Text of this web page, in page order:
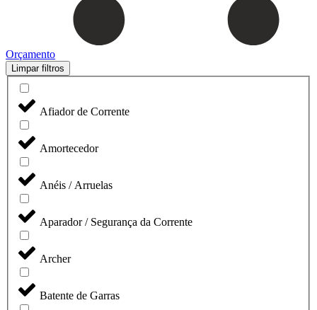
Orçamento
Limpar filtros
Afiador de Corrente
Amortecedor
Anéis / Arruelas
Aparador / Segurança da Corrente
Archer
Batente de Garras